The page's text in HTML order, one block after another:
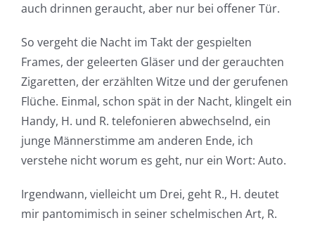
auch drinnen geraucht, aber nur bei offener Tür.
So vergeht die Nacht im Takt der gespielten
Frames, der geleerten Gläser und der gerauchten
Zigaretten, der erzählten Witze und der gerufenen
Flüche. Einmal, schon spät in der Nacht, klingelt ein
Handy, H. und R. telefonieren abwechselnd, ein
junge Männerstimme am anderen Ende, ich
verstehe nicht worum es geht, nur ein Wort: Auto.
Irgendwann, vielleicht um Drei, geht R., H. deutet
mir pantomimisch in seiner schelmischen Art, R.